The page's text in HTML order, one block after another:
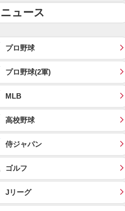
ニュース
プロ野球
プロ野球(2軍)
MLB
高校野球
侍ジャパン
ゴルフ
Jリーグ